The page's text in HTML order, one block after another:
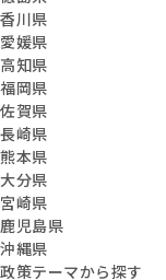
香川県
愛媛県
高知県
福岡県
佐賀県
長崎県
熊本県
大分県
宮崎県
鹿児島県
沖縄県
政策テーマから探す